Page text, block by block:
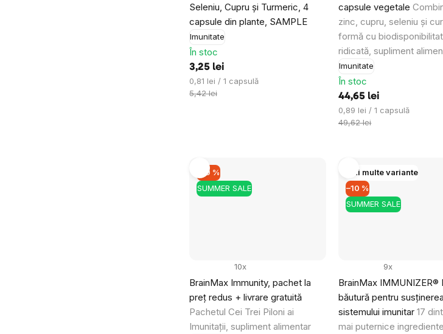
Seleniu, Cupru și Turmeric, 4
capsule din plante, SAMPLE
Imunitate
În stoc
3,25 lei
Evaluare
preţ:
0,81 lei / 1 capsulă
5,42 lei
capsule vegetale
zinc, cupru, seleniu și
formă cu
ridicată, supliment
Imunitate
În stoc
44,65 lei
Evaluare
preţ:
0,89 lei / 1 capsulă
49,62 lei
SUMMER SALE
–10 %
BrainMax Immunity, pachet la
preț redus + livrare gratuită
Pachetul Cei Trei Piloni ai
Imunitații, supliment alimentar
10x
SUMMER SALE
–10 %
Mai multe variante
BrainMax IMMUNIZER®
băutură pentru susținerea
sistemului imunitar17
mai puternice
9x